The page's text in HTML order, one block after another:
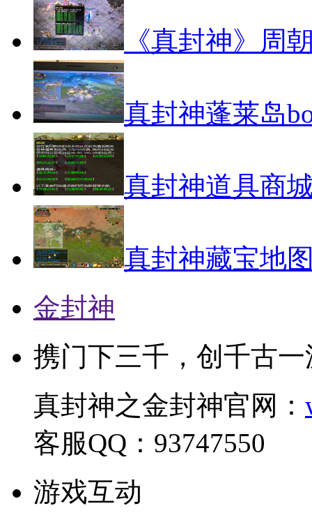
《真封神》周
真封神蓬莱岛
真封神道具商
真封神藏宝地
金封神
携门下三千，创千古一
真封神之金封神官网：
客服QQ：93747550
游戏互动